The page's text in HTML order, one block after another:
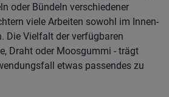
oder Bündeln verschiedener
viele Arbeiten sowohl im Innen-
Die Vielfalt der verfügbaren
Draht oder Moosgummi - trägt
etwas passendes zu